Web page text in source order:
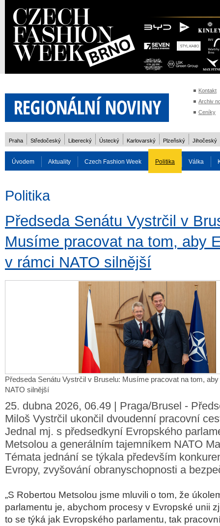
Kontakt
Archiv
Ceníky
Praha Středočeský Liberecký Ústecký Karlovarský Plzeňský Jihočeský
Úvodem Aktuality Czech Fashion Week Politika Válka
Politika
Předseda Senátu Vystrčil v
Musíme pracovat na tom, aby
v rámci NATO silnější
Předseda Senátu Vystrčil v Bruselu: Musíme pracovat na tom,
NATO silnější
25. dubna 2026, 06.49 | Praga/Brusel -
Miloš Vystrčil ukončil dvoudenní pracovní
Jednal mj. s předsedkyní Evropského
Metsolou a generálním tajemníkem NATO
Témata jednání se týkala především
Evropy, zvyšování obranyschopnosti a
„S Robertou Metsolou jsme mluvili o tom, že
parlamentu je, abychom procesy v Evropské unii
to se týká jak Evropského parlamentu, tak